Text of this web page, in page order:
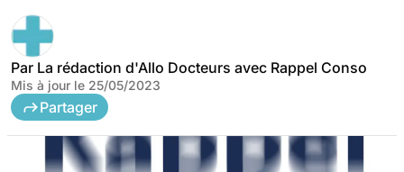
Par La rédaction d'Allo Docteurs avec Rappel Conso
Mis à jour le 25/05/2023
Partager